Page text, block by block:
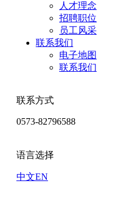
人才理念
招聘职位
员工风采
联系我们
电子地图
联系我们
联系方式
0573-82796588
语言选择
中文EN